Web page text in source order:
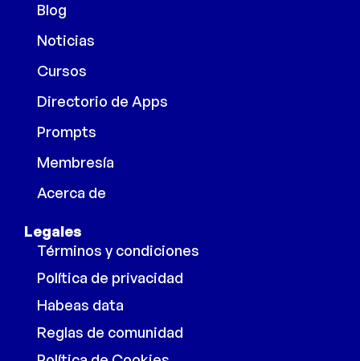
Blog
Noticias
Cursos
Directorio de Apps
Prompts
Membresía
Acerca de
Legales
Términos y condiciones
Política de privacidad
Habeas data
Reglas de comunidad